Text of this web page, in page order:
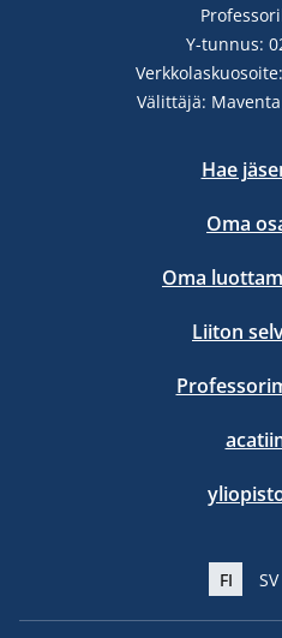
Y-tunnus:
Välittäjä:
Hae
Oma
Oma
Liiton
FI SV